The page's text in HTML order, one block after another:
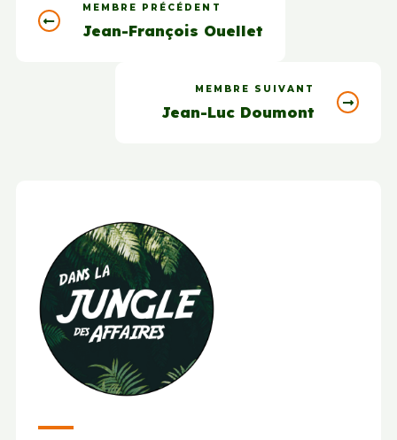
MEMBRE PRÉCÉDENT
Jean-François Ouellet
MEMBRE SUIVANT
Jean-Luc Doumont